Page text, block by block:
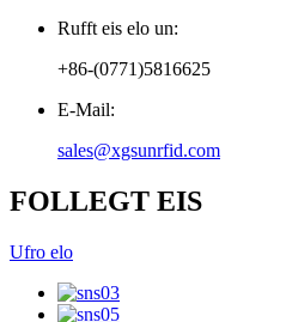
Rufft eis elo un:
+86-(0771)5816625
E-Mail:
sales@xgsunrfid.com
FOLLEGT EIS
Ufro elo